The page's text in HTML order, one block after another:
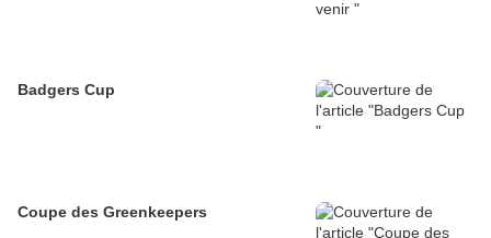
Badgers Cup
Coupe des Greenkeepers